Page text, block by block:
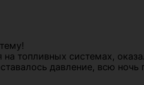
топливных системах,
давление, всю